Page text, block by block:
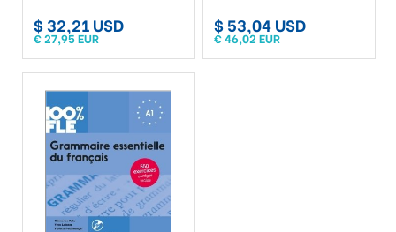
$ 32,21 USD
€ 27,95 EUR
$ 53,04 USD
€ 46,02 EUR